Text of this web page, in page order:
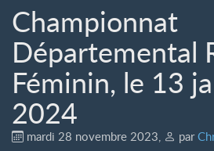
Championnat
Départemental
Féminin, le 13
2024
mardi 28 novembre 2023 par